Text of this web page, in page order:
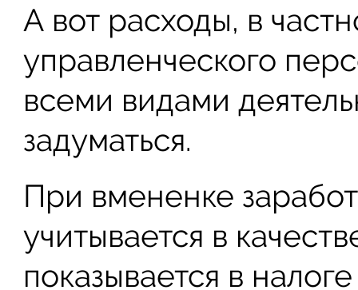
А вот расходы, в
управленческого
всеми видами
задуматься.
При вмененке
учитывается в
показывается в